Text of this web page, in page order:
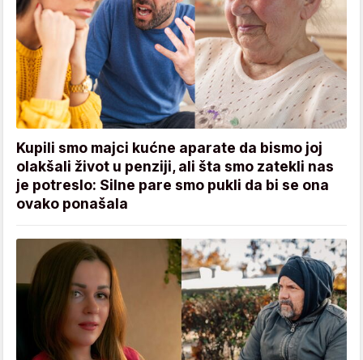
Kupili smo majci kućne aparate da bismo joj
olakšali život u penziji, ali šta smo zatekli nas
je potreslo: Silne pare smo pukli da bi se ona
ovako ponašala